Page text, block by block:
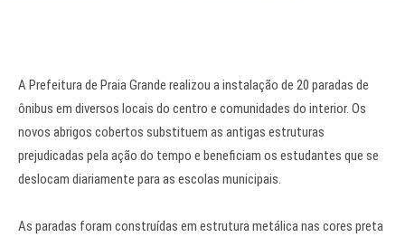
A Prefeitura de Praia Grande realizou a instalação de 20 paradas de
ônibus em diversos locais do centro e comunidades do interior. Os
novos abrigos cobertos substituem as antigas estruturas
prejudicadas pela ação do tempo e beneficiam os estudantes que se
deslocam diariamente para as escolas municipais.
As paradas foram construídas em estrutura metálica nas cores preta